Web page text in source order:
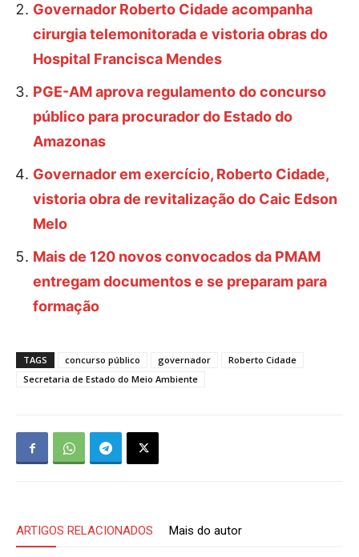
Governador Roberto Cidade acompanha
cirurgia telemonitorada e vistoria obras do
Hospital Francisca Mendes
PGE-AM aprova regulamento do concurso
público para procurador do Estado do
Amazonas
Governador em exercício, Roberto Cidade,
vistoria obra de revitalização do Caic Edson
Melo
Mais de 120 novos convocados da PMAM
entregam documentos e se preparam para
formação
TAGS concurso público governador
Roberto Cidade
Secretaria de Estado do Meio Ambiente
ARTIGOS RELACIONADOS Mais do autor